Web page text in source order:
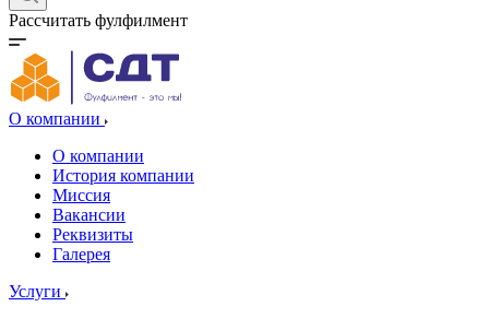
Рассчитать фулфилмент
О компании
О компании
История компании
Миссия
Вакансии
Реквизиты
Галерея
Услуги